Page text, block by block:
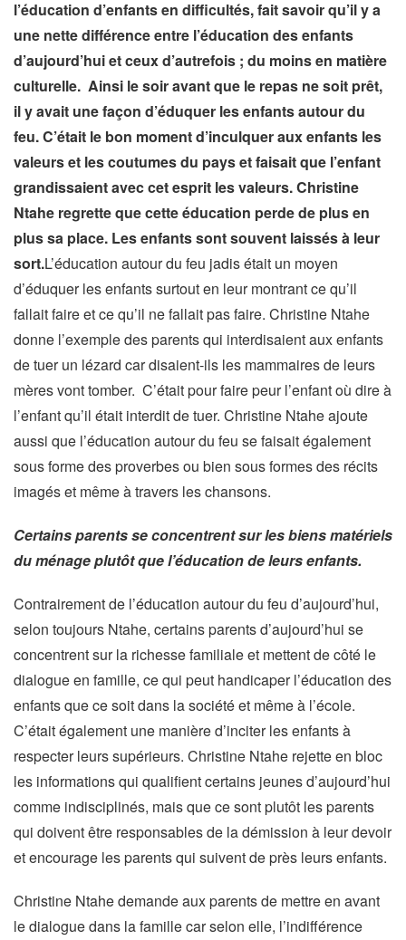
l’éducation d’enfants en difficultés, fait savoir qu’il y a
une nette différence entre l’éducation des enfants
d’aujourd’hui et ceux d’autrefois ; du moins en matière
culturelle. Ainsi le soir avant que le repas ne soit prêt,
il y avait une façon d’éduquer les enfants autour du
feu. C’était le bon moment d’inculquer aux enfants les
valeurs et les coutumes du pays et faisait que l’enfant
grandissaient avec cet esprit les valeurs. Christine
Ntahe regrette que cette éducation perde de plus en
plus sa place. Les enfants sont souvent laissés à leur
sort.L’éducation autour du feu jadis était un moyen
d’éduquer les enfants surtout en leur montrant ce qu’il
fallait faire et ce qu’il ne fallait pas faire. Christine Ntahe
donne l’exemple des parents qui interdisaient aux enfants
de tuer un lézard car disaient-ils les mammaires de leurs
mères vont tomber. C’était pour faire peur l’enfant où dire à
l’enfant qu’il était interdit de tuer. Christine Ntahe ajoute
aussi que l’éducation autour du feu se faisait également
sous forme des proverbes ou bien sous formes des récits
imagés et même à travers les chansons.
Certains parents se concentrent sur les biens matériels
du ménage plutôt que l’éducation de leurs enfants.
Contrairement de l’éducation autour du feu d’aujourd’hui,
selon toujours Ntahe, certains parents d’aujourd’hui se
concentrent sur la richesse familiale et mettent de côté le
dialogue en famille, ce qui peut handicaper l’éducation des
enfants que ce soit dans la société et même à l’école.
C’était également une manière d’inciter les enfants à
respecter leurs supérieurs. Christine Ntahe rejette en bloc
les informations qui qualifient certains jeunes d’aujourd’hui
comme indisciplinés, mais que ce sont plutôt les parents
qui doivent être responsables de la démission à leur devoir
et encourage les parents qui suivent de près leurs enfants.
Christine Ntahe demande aux parents de mettre en avant
le dialogue dans la famille car selon elle, l’indifférence